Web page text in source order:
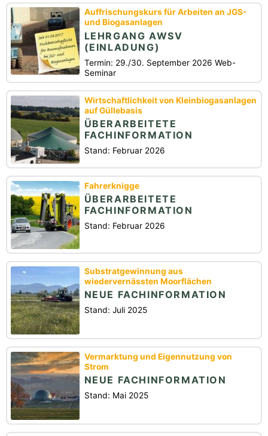
Auffrischungskurs für Arbeiten an JGS-
und Biogasanlagen
LEHRGANG AWSV
(EINLADUNG)
Termin: 29./30. September 2026 Web-
Seminar
Wirtschaftlichkeit von Kleinbiogasanlagen
auf Güllebasis
ÜBERARBEITETE
FACHINFORMATION
Stand: Februar 2026
Fahrerknigge
ÜBERARBEITETE
FACHINFORMATION
Stand: Februar 2026
Substratgewinnung aus
wiedervernässten Moorflächen
NEUE FACHINFORMATION
Stand: Juli 2025
Vermarktung und Eigennutzung von
Strom
NEUE FACHINFORMATION
Stand: Mai 2025